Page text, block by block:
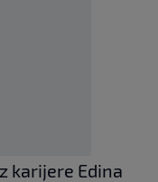
karijere Edina